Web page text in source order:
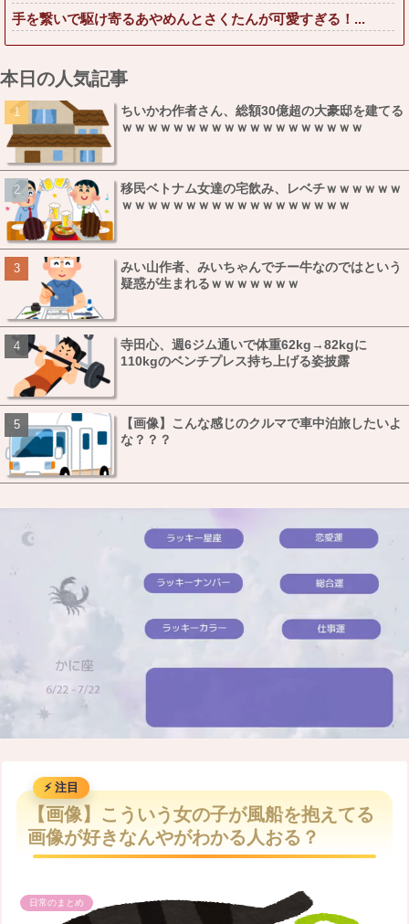
手を繋いで駆け寄るあやめんとさくたんが可愛すぎる！...
本日の人気記事
ちいかわ作者さん、総額30億超の大豪邸を建てる
ｗｗｗｗｗｗｗｗｗｗｗｗｗｗｗｗｗｗｗ
移民ベトナム女達の宅飲み、レベチｗｗｗｗｗｗ
ｗｗｗｗｗｗｗｗｗｗｗｗｗｗｗｗｗｗ
みい山作者、みいちゃんでチー牛なのではという
疑惑が生まれるｗｗｗｗｗｗｗ
寺田心、週6ジム通いで体重62kg→82kgに
110kgのベンチプレス持ち上げる姿披露
【画像】こんな感じのクルマで車中泊旅したいよ
な？？？
M
u
【画像】こういう女の子が風船を抱えてる
画像が好きなんやがわかる人おる？
日常のまとめ